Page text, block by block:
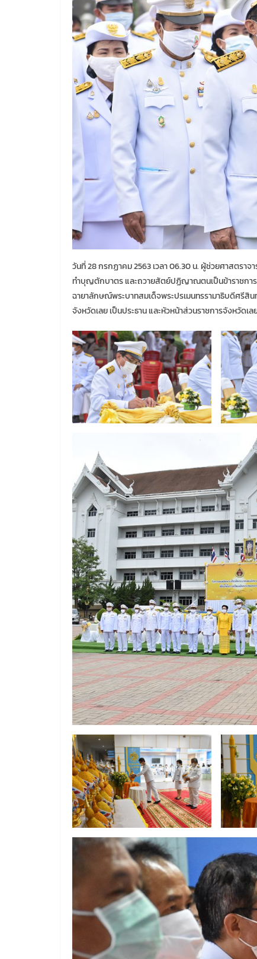
วันที่ 28 กรกฏาคม 2563 เวลา 06.30 น. ผู้ช่วยศาสตรา
ทำบุญตักบาตร และถวายสัตย์ปฏิญาณตนเป็นข้าราชกา
ฉายาลักษณ์พระบาทสมเด็จพระปรเมนทรรามาธิบดีศรีสิ
จังหวัดเลย เป็นประธาน และหัวหน้าส่วนราชการจังหวัดเ